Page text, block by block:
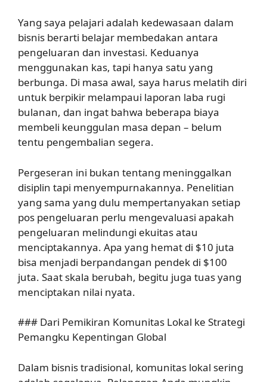
Yang saya pelajari adalah kedewasaan dalam
bisnis berarti belajar membedakan antara
pengeluaran dan investasi. Keduanya
menggunakan kas, tapi hanya satu yang
berbunga. Di masa awal, saya harus melatih diri
untuk berpikir melampaui laporan laba rugi
bulanan, dan ingat bahwa beberapa biaya
membeli keunggulan masa depan – belum
tentu pengembalian segera.
Pergeseran ini bukan tentang meninggalkan
disiplin tapi menyempurnakannya. Penelitian
yang sama yang dulu mempertanyakan setiap
pos pengeluaran perlu mengevaluasi apakah
pengeluaran melindungi ekuitas atau
menciptakannya. Apa yang hemat di $10 juta
bisa menjadi berpandangan pendek di $100
juta. Saat skala berubah, begitu juga tuas yang
menciptakan nilai nyata.
### Dari Pemikiran Komunitas Lokal ke Strategi
Pemangku Kepentingan Global
Dalam bisnis tradisional, komunitas lokal sering